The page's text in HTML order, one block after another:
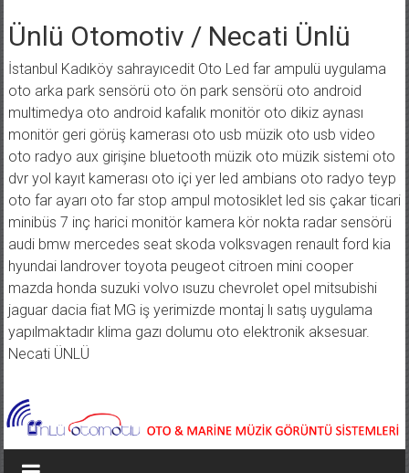
geç
Ünlü Otomotiv / Necati Ünlü
İstanbul Kadıköy sahrayıcedit Oto Led far ampulü uygulama
oto arka park sensörü oto ön park sensörü oto android
multimedya oto android kafalık monitör oto dikiz aynası
monitör geri görüş kamerası oto usb müzik oto usb video
oto radyo aux girişine bluetooth müzik oto müzik sistemi oto
dvr yol kayıt kamerası oto içi yer led ambians oto radyo teyp
oto far ayarı oto far stop ampul motosiklet led sis çakar ticari
minibüs 7 inç harici monitör kamera kör nokta radar sensörü
audi bmw mercedes seat skoda volksvagen renault ford kia
hyundai landrover toyota peugeot citroen mini cooper
mazda honda suzuki volvo ısuzu chevrolet opel mitsubishi
jaguar dacia fiat MG iş yerimizde montaj lı satış uygulama
yapılmaktadır klima gazı dolumu oto elektronik aksesuar.
Necati ÜNLÜ